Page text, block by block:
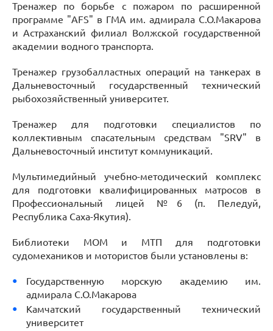
Тренажер по борьбе с пожаром по расширенной
программе "AFS" в ГМА им. адмирала С.О.Макарова
и Астраханский филиал Волжской государственной
академии водного транспорта.
Тренажер грузобалластных операций на танкерах в
Дальневосточный государственный технический
рыбохозяйственный университет.
Тренажер для подготовки специалистов по
коллективным спасательным средствам "SRV" в
Дальневосточный институт коммуникаций.
Мультимедийный учебно-методический комплекс
для подготовки квалифицированных матросов в
Профессиональный лицей №6 (п. Пеледуй,
Республика Саха-Якутия).
Библиотеки МОМ и МТП для подготовки
судомехаников и мотористов были установлены в:
Государственную морскую академию им.
адмирала С.О.Макарова
Камчатский государственный технический
университет